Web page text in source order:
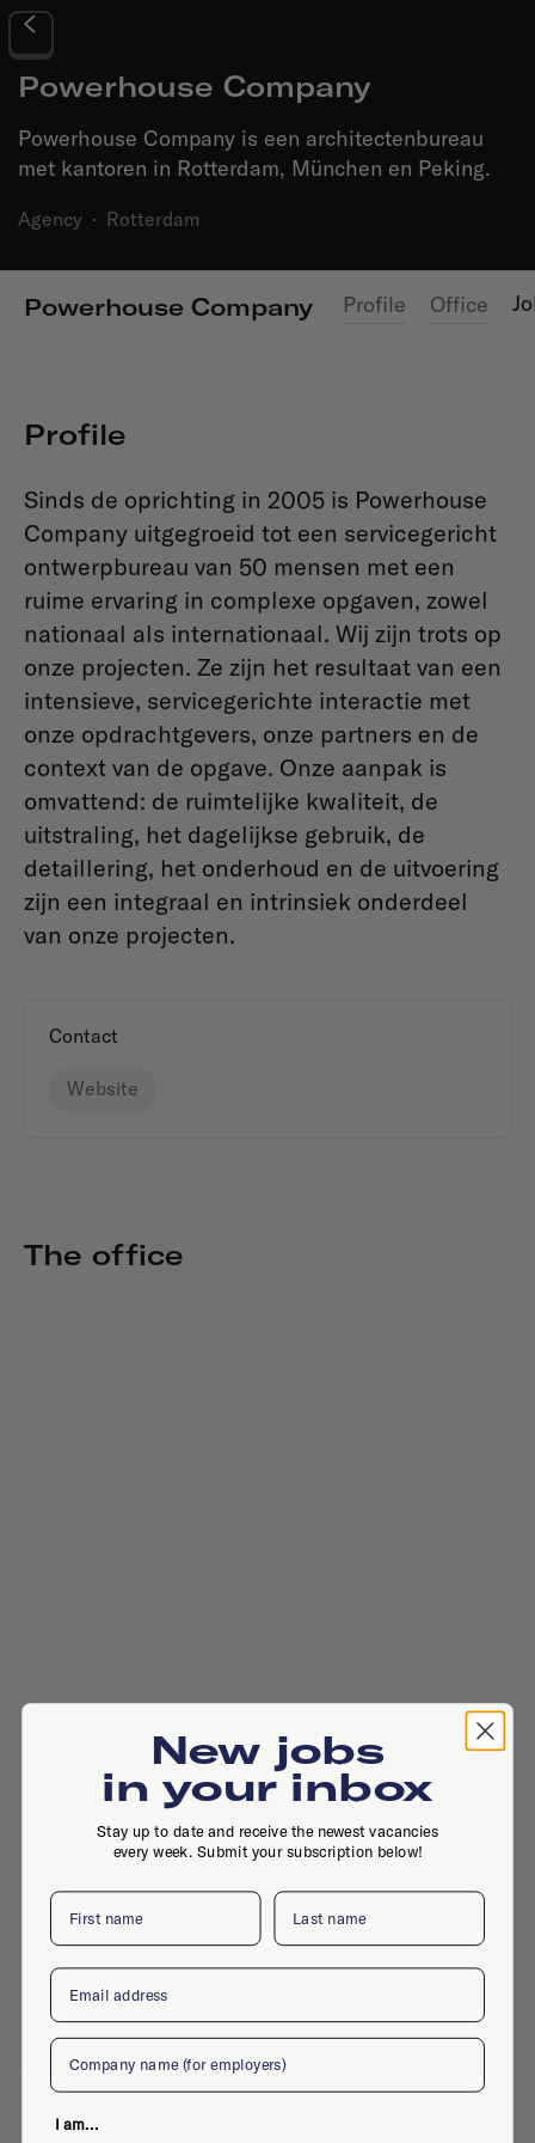
Powerhouse Company
Powerhouse Company is een architectenbureau
met kantoren in Rotterdam, München en Peking.
Agency · Rotterdam
Powerhouse Company Profile Office
Profile
Sinds de oprichting in 2005 is Powerhouse
Company uitgegroeid tot een servicegericht
ontwerpbureau van 50 mensen met een
ruime ervaring in complexe opgaven, zowel
nationaal als internationaal. Wij zijn trots op
onze projecten. Ze zijn het resultaat van een
intensieve, servicegerichte interactie met
onze opdrachtgevers, onze partners en de
context van de opgave. Onze aanpak is
omvattend: de ruimtelijke kwaliteit, de
uitstraling, het dagelijkse gebruik, de
detaillering, het onderhoud en de uitvoering
zijn een integraal en intrinsiek onderdeel
van onze projecten.
Contact
Website
The office
Active jobs
New jobs
in your inbox
Stay up to date and receive the newest vacancies
every week. Submit your subscription below!
First name Last name
Email
Company
I am...